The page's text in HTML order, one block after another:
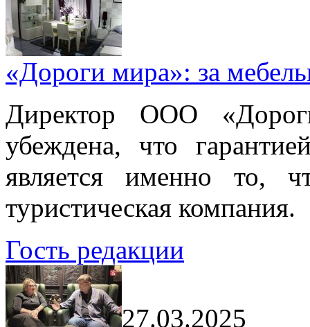
«Дороги мира»: за
Директор ООО
убеждена, что
является именно то,
туристическая компания.
Гость редакции
27.03.2025